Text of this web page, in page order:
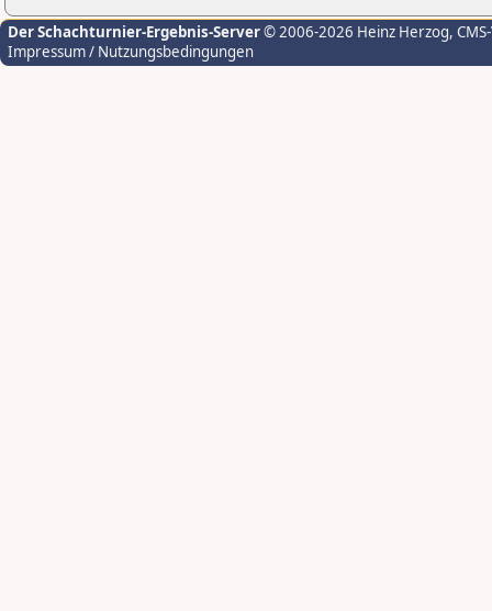
Der Schachturnier-Ergebnis-Server© 2006-2026 Heinz Herzog,
Impressum / Nutzungsbedingungen